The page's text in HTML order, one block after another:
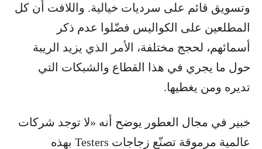
وتسويق قائم على سرديات خيالية. واللافت أن كل
المطلعين على الكواليس فضّلوا عدم ذكر
أسمائهم، لحجج مختلفة، الأمر الذي يزيد الريبة
حول ما يجري في هذا القطاع والشبكات التي
تديره ومن يغطيها.
خبير في مجال العطور يوضح أنه «لا توجد شركات
عالمية مرموقة تصنّع زجاجات Testers بهذه